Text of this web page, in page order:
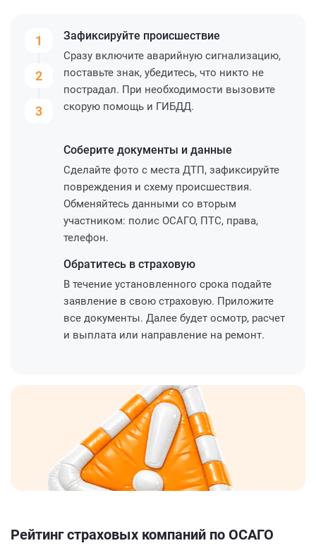
1
2
3
Зафиксируйте происшествие
Сразу включите аварийную сигнализацию,
поставьте знак, убедитесь, что никто не
пострадал. При необходимости вызовите
скорую помощь и ГИБДД.
Соберите документы и данные
Сделайте фото с места ДТП, зафиксируйте
повреждения и схему происшествия.
Обменяйтесь данными со вторым
участником: полис ОСАГО, ПТС, права,
телефон.
Обратитесь в страховую
В течение установленного срока подайте
заявление в свою страховую. Приложите
все документы. Далее будет осмотр, расчет
и выплата или направление на ремонт.
Рейтинг страховых компаний по ОСАГО